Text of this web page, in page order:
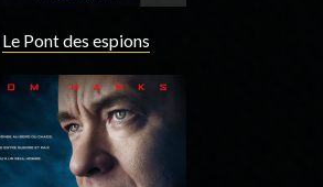
Le Pont des espions